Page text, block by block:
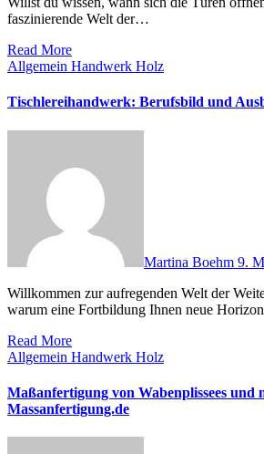
faszinierende Welt der…
Read More
Allgemein Handwerk Holz
Tischlereihandwerk: Berufsbild und
Martina Boehm 9.
Willkommen zur aufregenden Welt der Weiterbildung! Erfahren Sie,
warum eine Fortbildung Ihnen neue
Read More
Allgemein Handwerk Holz
Maßanfertigung von Wabenplissees und
Massanfertigung.de